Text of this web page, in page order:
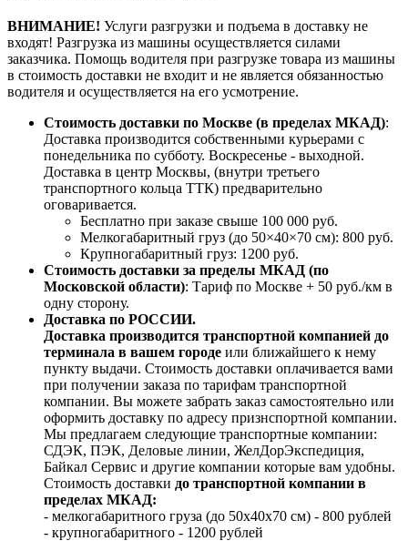
ВНИМАНИЕ! Услуги разгрузки и подъема в доставку не
входят! Разгрузка из машины осуществляется силами
заказчика. Помощь водителя при разгрузке товара из машины
в стоимость доставки не входит и не является обязанностью
водителя и осуществляется на его усмотрение.
Стоимость доставки по Москве (в пределах МКАД):
Доставка производится собственными курьерами с
понедельника по субботу. Воскресенье - выходной.
Доставка в центр Москвы, (внутри третьего
транспортного кольца ТТК) предварительно
оговаривается.
Бесплатно при заказе свыше 100 000 руб.
Мелкогабаритный груз (до 50×40×70 см): 800 руб.
Крупногабаритный груз: 1200 руб.
Стоимость доставки за пределы МКАД (по
Московской области): Тариф по Москве + 50 руб./км в
одну сторону.
Доставка по РОССИИ.
Доставка производится транспортной компанией до
терминала в вашем городе или ближайшего к нему
пункту выдачи. Стоимость доставки оплачивается вами
при получении заказа по тарифам транспортной
компании. Вы можете забрать заказ самостоятельно или
оформить доставку по адресу признспортной компании.
Мы предлагаем следующие транспортные компании:
СДЭК, ПЭК, Деловые линии, ЖелДорЭкспедиция,
Байкал Сервис и другие компании которые вам удобны.
Стоимость доставки до транспортной компании в
пределах МКАД:
- мелкогабаритного груза (до 50х40х70 см) - 800 рублей
- крупногабаритного - 1200 рублей